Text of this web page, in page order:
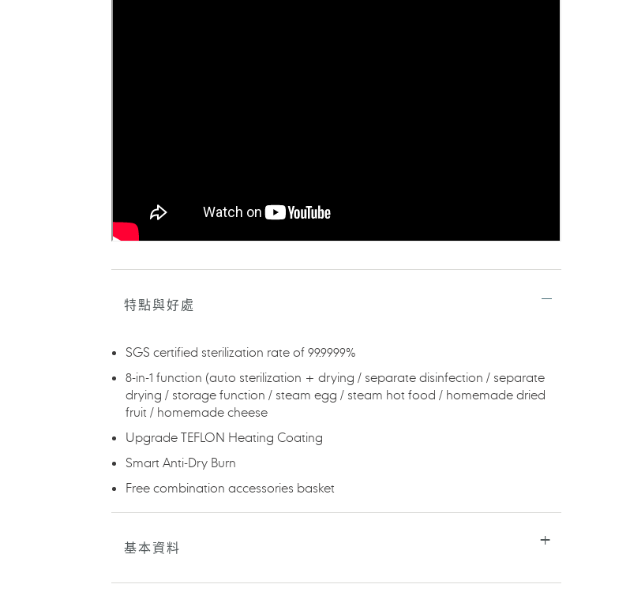
特點與好處
SGS certified sterilization rate of 99.9999%
8-in-1 function (auto sterilization + drying / separate disinfection / separate
drying / storage function / steam egg / steam hot food / homemade dried
fruit / homemade cheese
Upgrade TEFLON Heating Coating
Smart Anti-Dry Burn
Free combination accessories basket
基本資料